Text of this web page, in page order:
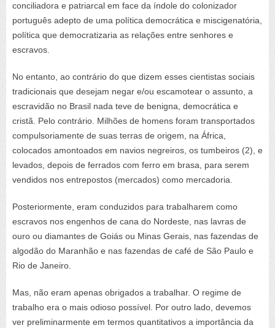
conciliadora e patriarcal em face da índole do colonizador
português adepto de uma política democrática e miscigenatória,
política que democratizaria as relações entre senhores e
escravos.
No entanto, ao contrário do que dizem esses cientistas sociais
tradicionais que desejam negar e/ou escamotear o assunto, a
escravidão no Brasil nada teve de benigna, democrática e
cristã. Pelo contrário. Milhões de homens foram transportados
compulsoriamente de suas terras de origem, na África,
colocados amontoados em navios negreiros, os tumbeiros (2), e
levados, depois de ferrados com ferro em brasa, para serem
vendidos nos entrepostos (mercados) como mercadoria.
Posteriormente, eram conduzidos para trabalharem como
escravos nos engenhos de cana do Nordeste, nas lavras de
ouro ou diamantes de Goiás ou Minas Gerais, nas fazendas de
algodão do Maranhão e nas fazendas de café de São Paulo e
Rio de Janeiro.
Mas, não eram apenas obrigados a trabalhar. O regime de
trabalho era o mais odioso possível. Por outro lado, devemos
ver preliminarmente em termos quantitativos a importância da